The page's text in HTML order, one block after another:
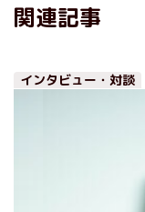
関連記事
インタビュー・対談